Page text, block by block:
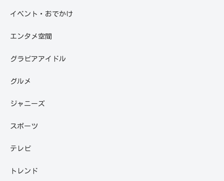
イベント・おでかけ
エンタメ空間
グラビアアイドル
グルメ
ジャニーズ
スポーツ
テレビ
トレンド